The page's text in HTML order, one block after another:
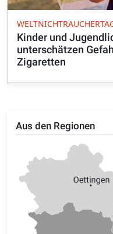
Aus den Regionen
Kinder und
unterschätzen
Zigaretten